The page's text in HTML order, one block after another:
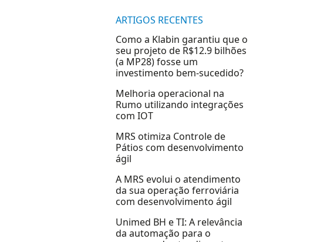
ARTIGOS RECENTES
Como a Klabin garantiu que o
seu projeto de R$12.9 bilhões
(a MP28) fosse um
investimento bem-sucedido?
Melhoria operacional na
Rumo utilizando integrações
com IOT
MRS otimiza Controle de
Pátios com desenvolvimento
ágil
A MRS evolui o atendimento
da sua operação ferroviária
com desenvolvimento ágil
Unimed BH e TI: A relevância
da automação para o